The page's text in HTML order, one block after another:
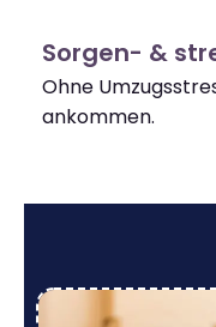
Sorgen- &
Ohne
ankommen.